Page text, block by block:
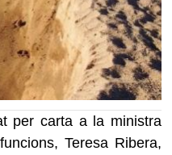
per carta a la ministra
Teresa Ribera,